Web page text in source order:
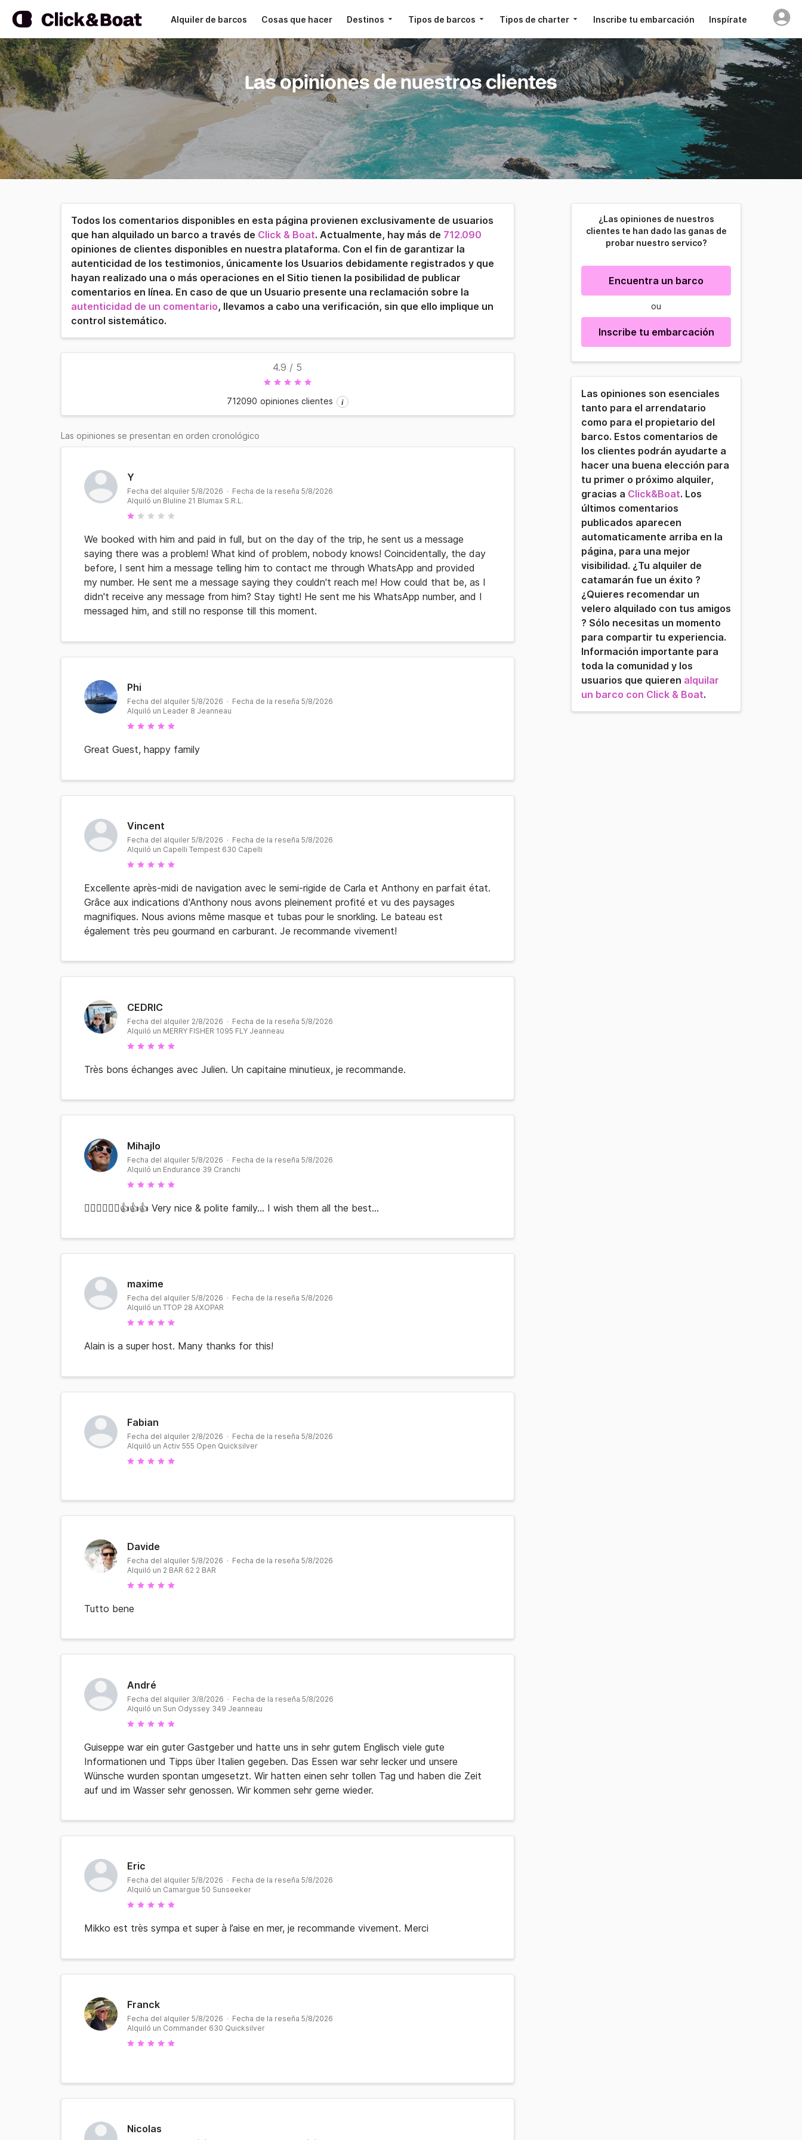
Alquiler de barcos Cosas que hacer Destinos Tipos de barcos Tipos de charter Inscribe tu embarcación Inspírate
Las opiniones de nuestros clientes
Todos los comentarios disponibles en esta página provienen exclusivamente de usuarios
que han alquilado un barco a través de Click & Boat. Actualmente, hay más de 712.090
opiniones de clientes disponibles en nuestra plataforma. Con el fin de garantizar la
autenticidad de los testimonios, únicamente los Usuarios debidamente registrados y que
hayan realizado una o más operaciones en el Sitio tienen la posibilidad de publicar
comentarios en línea. En caso de que un Usuario presente una reclamación sobre la
autenticidad de un comentario, llevamos a cabo una verificación, sin que ello implique un
control sistemático.
4.9 / 5
712090 opiniones clientes
Las opiniones se presentan en orden cronológico
Y
Fecha del alquiler 5/8/2026 · Fecha de la reseña 5/8/2026
Alquiló un Bluline 21 Blumax S.R.L.
We booked with him and paid in full, but on the day of the trip, he sent us a message
saying there was a problem! What kind of problem, nobody knows! Coincidentally, the day
before, I sent him a message telling him to contact me through WhatsApp and provided
my number. He sent me a message saying they couldn't reach me! How could that be, as I
didn't receive any message from him? Stay tight! He sent me his WhatsApp number, and I
messaged him, and still no response till this moment.
Phi
Fecha del alquiler 5/8/2026 · Fecha de la reseña 5/8/2026
Alquiló un Leader 8 Jeanneau
Great Guest, happy family
Vincent
Fecha del alquiler 5/8/2026 · Fecha de la reseña 5/8/2026
Alquiló un Capelli Tempest 630 Capelli
Excellente après-midi de navigation avec le semi-rigide de Carla et Anthony en parfait état.
Grâce aux indications d'Anthony nous avons pleinement profité et vu des paysages
magnifiques. Nous avions même masque et tubas pour le snorkling. Le bateau est
également très peu gourmand en carburant. Je recommande vivement!
CEDRIC
Fecha del alquiler 2/8/2026 · Fecha de la reseña 5/8/2026
Alquiló un MERRY FISHER 1095 FLY Jeanneau
Très bons échanges avec Julien. Un capitaine minutieux, je recommande.
Mihajlo
Fecha del alquiler 5/8/2026 · Fecha de la reseña 5/8/2026
Alquiló un Endurance 39 Cranchi
🏊‍♂️🤿🚣🥂💕👍👍👍 Very nice & polite family... I wish them all the best...
maxime
Fecha del alquiler 5/8/2026 · Fecha de la reseña 5/8/2026
Alquiló un TTOP 28 AXOPAR
Alain is a super host. Many thanks for this!
Fabian
Fecha del alquiler 2/8/2026 · Fecha de la reseña 5/8/2026
Alquiló un Activ 555 Open Quicksilver
Davide
Fecha del alquiler 5/8/2026 · Fecha de la reseña 5/8/2026
Alquiló un 2 BAR 62 2 BAR
Tutto bene
André
Fecha del alquiler 3/8/2026 · Fecha de la reseña 5/8/2026
Alquiló un Sun Odyssey 349 Jeanneau
Guiseppe war ein guter Gastgeber und hatte uns in sehr gutem Englisch viele gute
Informationen und Tipps über Italien gegeben. Das Essen war sehr lecker und unsere
Wünsche wurden spontan umgesetzt. Wir hatten einen sehr tollen Tag und haben die Zeit
auf und im Wasser sehr genossen. Wir kommen sehr gerne wieder.
Eric
Fecha del alquiler 5/8/2026 · Fecha de la reseña 5/8/2026
Alquiló un Camargue 50 Sunseeker
Mikko est très sympa et super à l’aise en mer, je recommande vivement. Merci
Franck
Fecha del alquiler 5/8/2026 · Fecha de la reseña 5/8/2026
Alquiló un Commander 630 Quicksilver
Nicolas
¿Las opiniones de nuestros
clientes te han dado las ganas de
probar nuestro servico?
Encuentra un barco
ou
Inscribe tu embarcación
Las opiniones son esenciales
tanto para el arrendatario
como para el propietario del
barco. Estos comentarios de
los clientes podrán ayudarte a
hacer una buena elección para
tu primer o próximo alquiler,
gracias a Click&Boat. Los
últimos comentarios
publicados aparecen
automaticamente arriba en la
página, para una mejor
visibilidad. ¿Tu alquiler de
catamarán fue un éxito ?
¿Quieres recomendar un
velero alquilado con tus amigos
? Sólo necesitas un momento
para compartir tu experiencia.
Información importante para
toda la comunidad y los
usuarios que quieren alquilar
un barco con Click & Boat.